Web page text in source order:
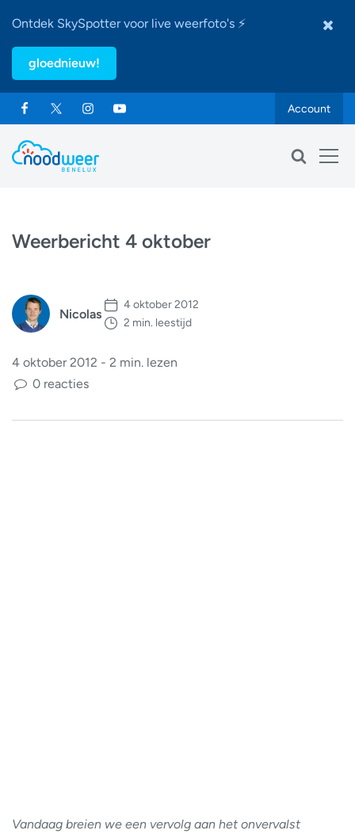
Ontdek SkySpotter voor live weerfoto's ⚡
gloednieuw!
Account
Weerbericht 4 oktober
Nicolas
4 oktober 2012
2 min. leestijd
4 oktober 2012 - 2 min. lezen
0 reacties
Vandaag breien we een vervolg aan het onvervalst